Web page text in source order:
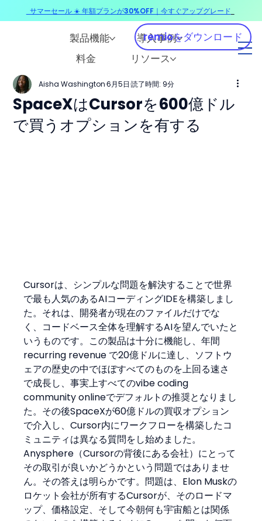
製品機能
導入事例
料金
リソース
remioをダウンロード
SpaceXはCursorを600億ドル
で買うオプションを有する
Aisha Washington 6月5日 読了時間: 9分
Cursorは、シンプルな問題を解決することで世界
で最も人気のあるAIコーディングIDEを構築しまし
た。それは、開発者が現在のファイルだけでな
く、コードベース全体を理解するAIを望んでいたと
いうものです。この製品は十分に機能し、年間
recurring revenue で20億ドルに達し、ソフトウ
ェアの歴史の中でほぼすべてのものを上回る速さ
で成長し、事実上すべてのvibe coding
community onlineでデフォルトの推奨となりまし
た。その後SpaceXが60億ドルの買収オプション
で介入し、Cursor内にワークフローを構築したコ
ミュニティは異なる質問をし始めました。
Anysphere（Cursorの背後にある会社）にとって
その取引が良いかどうかという問題ではありませ
ん。その答えは明らかです。問題は、Elon Muskの
ロケット会社が所有するCursorが、そのロードマ
ップ、価格設定、そして今朝何も宇宙船とは関係
サマーセール ☀️ 年額プランが30%OFF｜今すぐアップグレード